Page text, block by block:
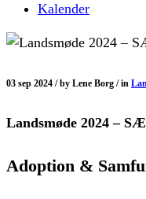
Kalender
03 sep 2024 /by Lene Borg /in
Landsmøde 2024 –
Adoption &